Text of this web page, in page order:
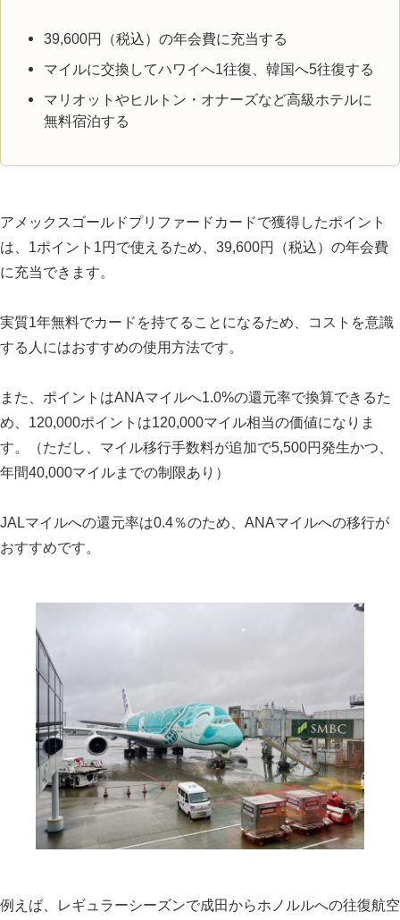
39,600円（税込）の年会費に充当する
マイルに交換してハワイへ1往復、韓国へ5往復する
マリオットやヒルトン・オナーズなど高級ホテルに
無料宿泊する
アメックスゴールドプリファードカードで獲得したポイント
は、1ポイント1円で使えるため、39,600円（税込）の年会費
に充当できます。
実質1年無料でカードを持てることになるため、コストを意識
する人にはおすすめの使用方法です。
また、ポイントはANAマイルへ1.0%の還元率で換算できるた
め、120,000ポイントは120,000マイル相当の価値になりま
す。（ただし、マイル移行手数料が追加で5,500円発生かつ、
年間40,000マイルまでの制限あり）
JALマイルへの還元率は0.4％のため、ANAマイルへの移行が
おすすめです。
例えば、レギュラーシーズンで成田からホノルルへの往復航空